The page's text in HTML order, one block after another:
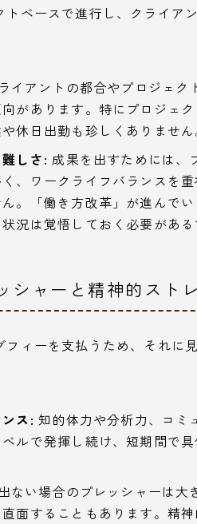
ベースで進行し、クライア
イアントの都合やプロジェク
があります。特にプロジェ
休日出勤も珍しくありません
しさ: 成果を出すためには、
、ワークライフバランスを
。「働き方改革」が進んで
況は覚悟しておく必要がある
シャーと精神的スト
ィーを支払うため、それに
ス: 知的体力や分析力、コミ
ルで発揮し続け、短期間で
ない場合のプレッシャーは大
面することもあります。精